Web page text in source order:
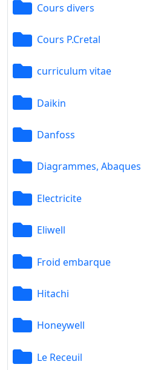
Cours divers
Cours P.Cretal
curriculum vitae
Daikin
Danfoss
Diagrammes, Abaques
Electricite
Eliwell
Froid embarque
Hitachi
Honeywell
Le Receuil